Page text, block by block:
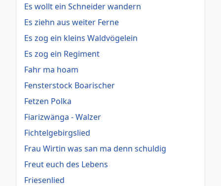
Es wollt ein Schneider wandern
Es ziehn aus weiter Ferne
Es zog ein kleins Waldvögelein
Es zog ein Regiment
Fahr ma hoam
Fensterstock Boarischer
Fetzen Polka
Fiarizwänga - Walzer
Fichtelgebirgslied
Frau Wirtin was san ma denn schuldig
Freut euch des Lebens
Friesenlied